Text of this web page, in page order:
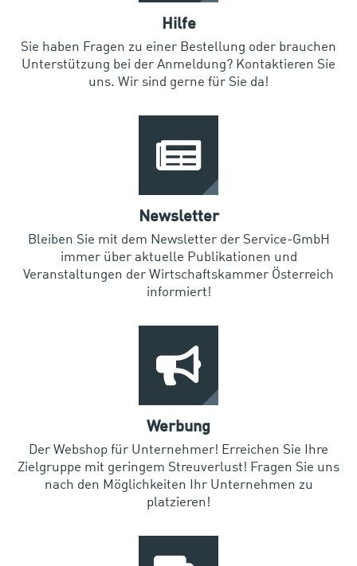
Hilfe
Sie haben Fragen zu einer Bestellung oder brauchen
Unterstützung bei der Anmeldung? Kontaktieren Sie
uns. Wir sind gerne für Sie da!
Newsletter
Bleiben Sie mit dem Newsletter der Service-GmbH
immer über aktuelle Publikationen und
Veranstaltungen der Wirtschaftskammer Österreich
informiert!
Werbung
Der Webshop für Unternehmer! Erreichen Sie Ihre
Zielgruppe mit geringem Streuverlust! Fragen Sie uns
nach den Möglichkeiten Ihr Unternehmen zu
platzieren!